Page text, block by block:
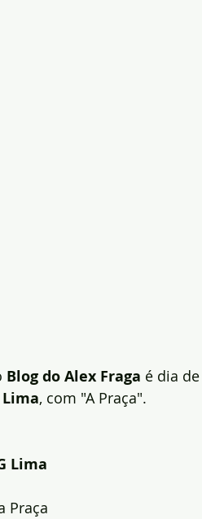
Blog do Alex Fraga é dia
, com "A Praça".
Lima
Praça